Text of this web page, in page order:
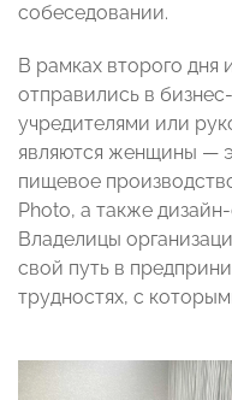
собеседовании.
В рамках второго дня
отправились в
учредителями или
являются женщины —
пищевое
Photo, а также
Владелицы
свой путь в
трудностях, с